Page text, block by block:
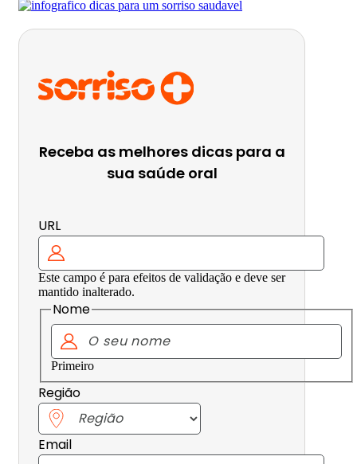
Receba as melhores dicas para a
sua saúde oral
URL
Este campo é para efeitos de validação e deve ser
mantido inalterado.
Nome
Primeiro
Região
Email